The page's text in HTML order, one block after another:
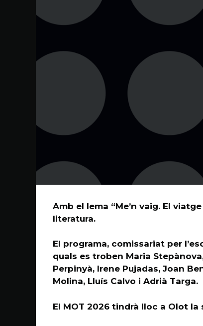
Amb el lema “Me’n vaig. El
literatura.
El programa, comissariat per
quals es troben Maria
Perpinyà, Irene Pujadas, Joan
Molina, Lluís Calvo i Adrià Targa.
El MOT 2026 tindrà lloc a Olot la